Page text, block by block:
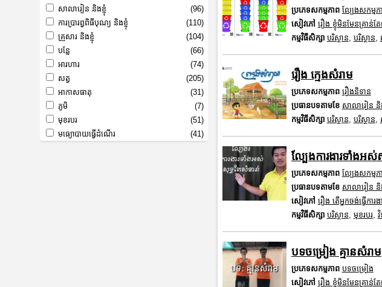
(96)
សាលារៀន និងខ្ញុំ
(110)
ការប្រារព្ធពិធីបុណ្យ និងខ្ញុំ
(104)
គ្រួសារ និងខ្ញុំ
(66)
បន្លែ
(74)
អារហារ
(205)
សត្វ
(31)
អាកាសធាតុ
(7)
ភូមិ
(51)
មុខរបរ
(41)
មធ្យោបាយធ្វើដំណើរ
ប្រភេទសកម្មភាព ល្បែងសកម្មភ
សៀវភៅ រឿង ខ្ញុំមិនមែនគ្រាន់ត
កម្មវិធីសិក្សា បរិស្ថាន បរិស្ថាន
រឿង ក្មេងសំរាម
ប្រភេទសកម្មភាព រឿងនិទាន
ប្រធានបទតាមខែ សាលារៀន និ
កម្មវិធីសិក្សា បរិស្ថាន បរិស្ថាន
ល្បែងការងារទាំងអ
ប្រភេទសកម្មភាព ល្បែងសកម្មភ
ប្រធានបទតាមខែ សាលារៀន និ
សៀវភៅ រឿង តើអ្នកចង់ធ្វើការង
កម្មវិធីសិក្សា បរិស្ថាន មុខរបរ,
បទចម្រៀង គ្មានសំរាម
ប្រភេទសកម្មភាព បទចម្រៀង
សៀវភៅ រឿង ខ្ញុំមិនមែនគ្រាន់ត